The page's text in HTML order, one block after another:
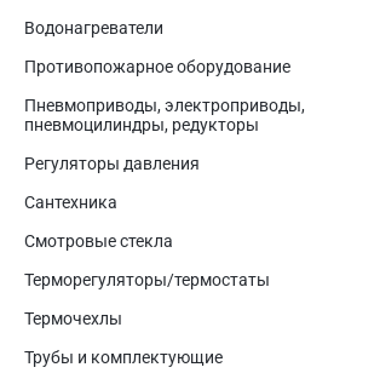
Водонагреватели
Противопожарное оборудование
Пневмоприводы, электроприводы,
пневмоцилиндры, редукторы
Регуляторы давления
Сантехника
Смотровые стекла
Терморегуляторы/термостаты
Термочехлы
Трубы и комплектующие